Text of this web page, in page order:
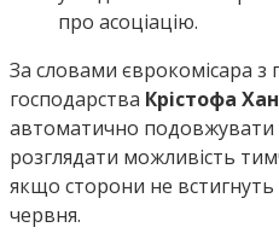
про асоціацію.
За словами єврокомісара з
господарства Крістофа
автоматично
розглядати можливість
якщо сторони не встигнуть
червня.